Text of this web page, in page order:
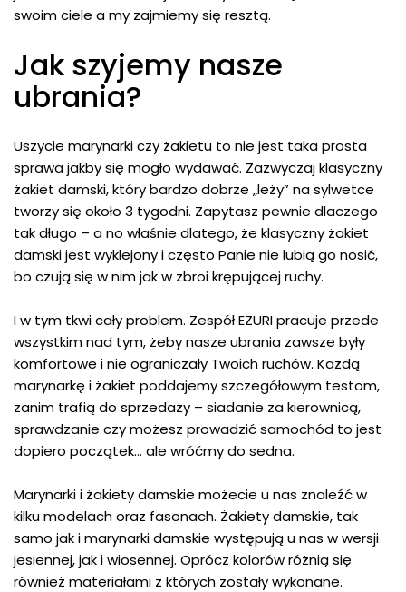
swoim ciele a my zajmiemy się resztą.
Jak szyjemy nasze
ubrania?
Uszycie marynarki czy żakietu to nie jest taka prosta
sprawa jakby się mogło wydawać. Zazwyczaj klasyczny
żakiet damski, który bardzo dobrze „leży” na sylwetce
tworzy się około 3 tygodni. Zapytasz pewnie dlaczego
tak długo – a no właśnie dlatego, że klasyczny żakiet
damski jest wyklejony i często Panie nie lubią go nosić,
bo czują się w nim jak w zbroi krępującej ruchy.
I w tym tkwi cały problem. Zespół EZURI pracuje przede
wszystkim nad tym, żeby nasze ubrania zawsze były
komfortowe i nie ograniczały Twoich ruchów. Każdą
marynarkę i żakiet poddajemy szczegółowym testom,
zanim trafią do sprzedaży – siadanie za kierownicą,
sprawdzanie czy możesz prowadzić samochód to jest
dopiero początek… ale wróćmy do sedna.
Marynarki i żakiety damskie możecie u nas znaleźć w
kilku modelach oraz fasonach. Żakiety damskie, tak
samo jak i marynarki damskie występują u nas w wersji
jesiennej, jak i wiosennej. Oprócz kolorów różnią się
również materiałami z których zostały wykonane.